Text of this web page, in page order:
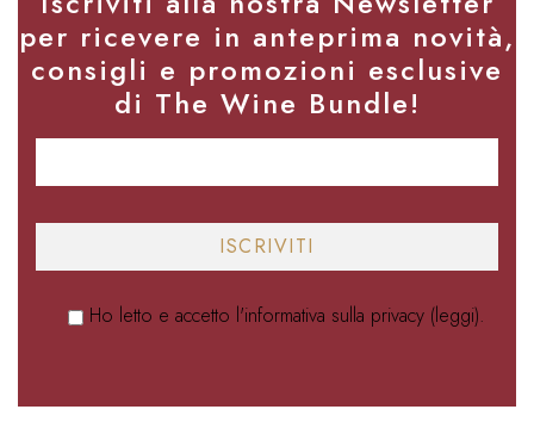
per ricevere in anteprima novità,
consigli e promozioni esclusive
di The Wine Bundle!
Ho letto e accetto l'informativa sulla privacy (leggi).